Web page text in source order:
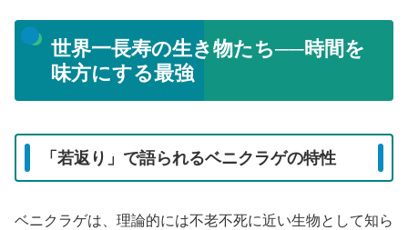
世界一長寿の生き物たち──時間を
味方にする最強
「若返り」で語られるベニクラゲの特性
ベニクラゲは、理論的には不老不死に近い生物として知ら